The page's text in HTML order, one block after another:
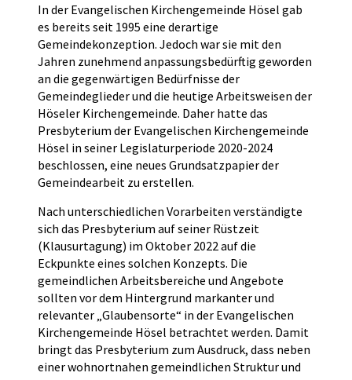
In der Evangelischen Kirchengemeinde Hösel gab
es bereits seit 1995 eine derartige
Gemeindekonzeption. Jedoch war sie mit den
Jahren zunehmend anpassungsbedürftig geworden
an die gegenwärtigen Bedürfnisse der
Gemeindeglieder und die heutige Arbeitsweisen der
Höseler Kirchengemeinde. Daher hatte das
Presbyterium der Evangelischen Kirchengemeinde
Hösel in seiner Legislaturperiode 2020-2024
beschlossen, eine neues Grundsatzpapier der
Gemeindearbeit zu erstellen.
Nach unterschiedlichen Vorarbeiten verständigte
sich das Presbyterium auf seiner Rüstzeit
(Klausurtagung) im Oktober 2022 auf die
Eckpunkte eines solchen Konzepts. Die
gemeindlichen Arbeitsbereiche und Angebote
sollten vor dem Hintergrund markanter und
relevanter „Glaubensorte“ in der Evangelischen
Kirchengemeinde Hösel betrachtet werden. Damit
bringt das Presbyterium zum Ausdruck, dass neben
einer wohnortnahen gemeindlichen Struktur und